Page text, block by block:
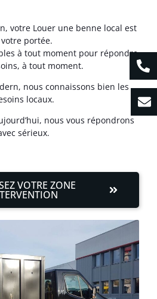
votre Louer une benne local est
portée.
à tout moment pour répondre
à tout moment.
nous connaissons bien les
locaux.
nous vous répondrons
sérieux.
VOTRE ZONE